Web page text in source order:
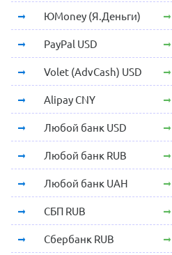
ЮMoney (Я.Деньги)
PayPal USD
Volet (AdvCash) USD
Alipay CNY
Любой банк USD
Любой банк RUB
Любой банк UAH
СБП RUB
Сбербанк RUB